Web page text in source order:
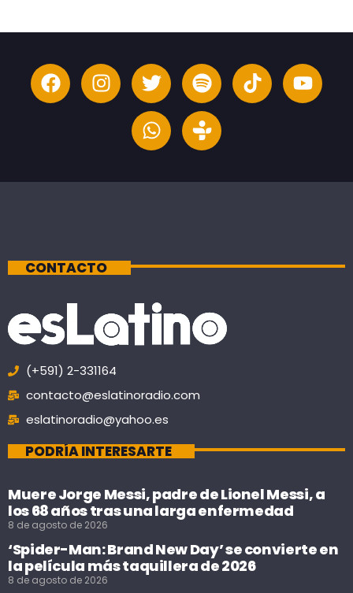
CONTACTO
(+591) 2-331164
contacto@eslatinoradio.com
eslatinoradio@yahoo.es
PODRÍA INTERESARTE
Muere Jorge Messi, padre de Lionel Messi, a
los 68 años tras una larga enfermedad
8 de agosto de 2026
‘Spider-Man: Brand New Day’ se convierte en
la película más taquillera de 2026
8 de agosto de 2026